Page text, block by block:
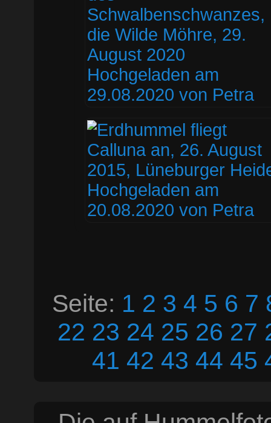
Seite: 1 2 3 4 5 6 7
22 23 24 25 26 27
41 42 43 44 45